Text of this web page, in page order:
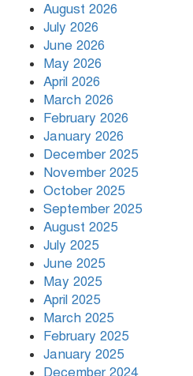
শিগগিরই শেষ
August 2026
July 2026
June 2026
May 2026
April 2026
March 2026
February 2026
January 2026
December 2025
November 2025
October 2025
September 2025
August 2025
July 2025
June 2025
May 2025
April 2025
March 2025
February 2025
January 2025
December 2024